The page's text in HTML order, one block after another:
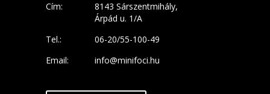
Cím:
8143 Sárszentmihály,
Árpád u. 1/A
Tel.:
06-20/55-100-49
Email:
info@minifoci.hu